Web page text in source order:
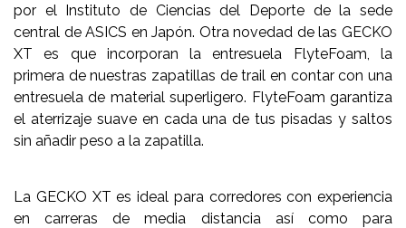
por el Instituto de Ciencias del Deporte de la sede
central de ASICS en Japón. Otra novedad de las GECKO
XT es que incorporan la entresuela FlyteFoam, la
primera de nuestras zapatillas de trail en contar con una
entresuela de material superligero. FlyteFoam garantiza
el aterrizaje suave en cada una de tus pisadas y saltos
sin añadir peso a la zapatilla.
La GECKO XT es ideal para corredores con experiencia
en carreras de media distancia así como para